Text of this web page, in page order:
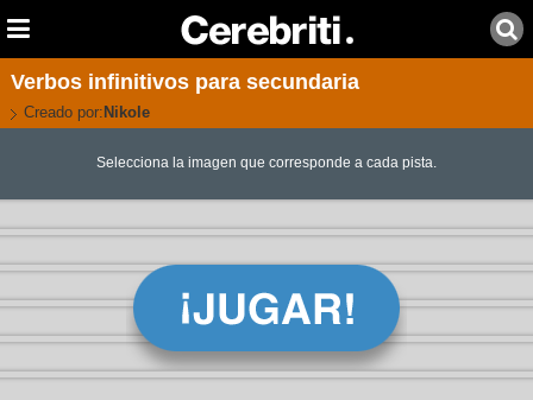
Verbos infinitivos para secundaria
Creado por: Nikole
Selecciona la imagen que corresponde a cada pista.